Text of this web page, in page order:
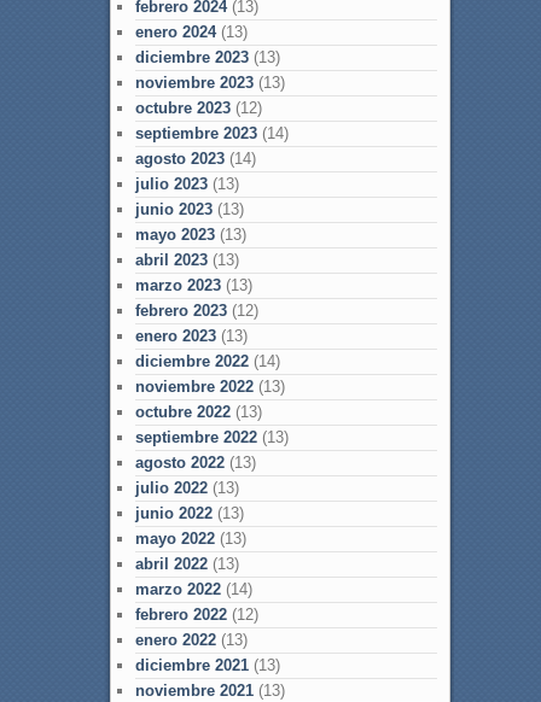
febrero 2024(13)
enero 2024(13)
diciembre 2023(13)
noviembre 2023(13)
octubre 2023(12)
septiembre 2023(14)
agosto 2023(14)
julio 2023(13)
junio 2023(13)
mayo 2023(13)
abril 2023(13)
marzo 2023(13)
febrero 2023(12)
enero 2023(13)
diciembre 2022(14)
noviembre 2022(13)
octubre 2022(13)
septiembre 2022(13)
agosto 2022(13)
julio 2022(13)
junio 2022(13)
mayo 2022(13)
abril 2022(13)
marzo 2022(14)
febrero 2022(12)
enero 2022(13)
diciembre 2021(13)
noviembre 2021(13)